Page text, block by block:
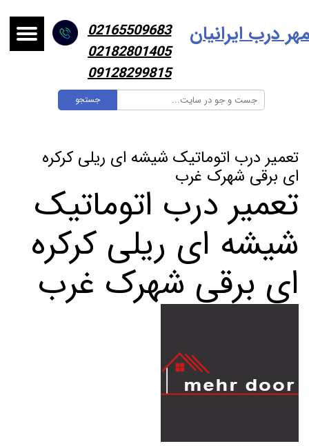
جستجو
درب ایرانیان
02165509683
02182801405
09128299815
تعمیر درب اتوماتیک شیشه ای ریلی کرکره
ای برقی شهرک غرب
تعمیر درب اتوماتیک
شیشه ای ریلی کرکره
ای برقی شهرک غرب